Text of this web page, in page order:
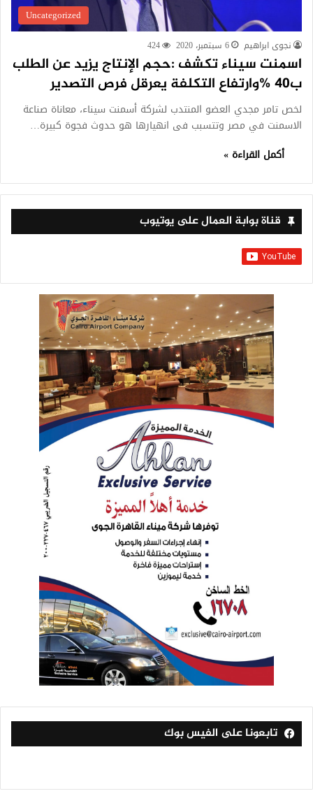
Uncategorized
نجوى ابراهيم 6 سبتمبر، 2020 424
اسمنت سيناء تكشف :حجم الإنتاج يزيد عن الطلب
ب40 %وارتفاع التكلفة يعرقل فرص التصدير
لخص تامر مجدي العضو المنتدب لشركة أسمنت سيناء، معاناة صناعة
الاسمنت في مصر وتتسبب فى انهيارها هو حدوث فجوة كبيرة…
أكمل القراءة »
قناة بوابة العمال على يوتيوب
تابعونا على الفيس بوك